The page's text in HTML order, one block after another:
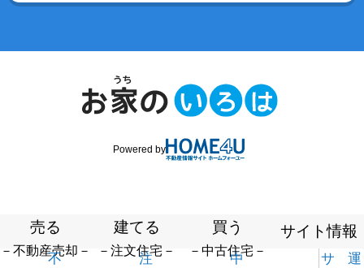
Powered by
売る
－不動産売却－
不
建てる
－注文住宅－
注
買う
－中古住宅－
中
サイト情報
サ
運